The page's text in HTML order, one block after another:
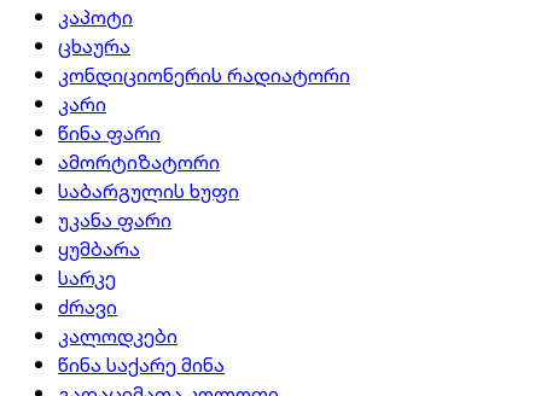
კაპოტი
ცხაურა
კონდიციონერის რადიატორი
კარი
წინა ფარი
ამორტიზატორი
საბარგულის ხუფი
უკანა ფარი
ყუმბარა
სარკე
ძრავი
კალოდკები
წინა საქარე მინა